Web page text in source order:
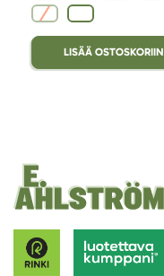
LISÄÄ OSTOSKORIIN